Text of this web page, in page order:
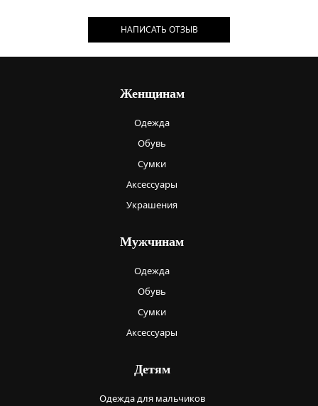
НАПИСАТЬ ОТЗЫВ
Женщинам
Одежда
Обувь
Сумки
Аксессуары
Украшения
Мужчинам
Одежда
Обувь
Сумки
Аксессуары
Детям
Одежда для мальчиков